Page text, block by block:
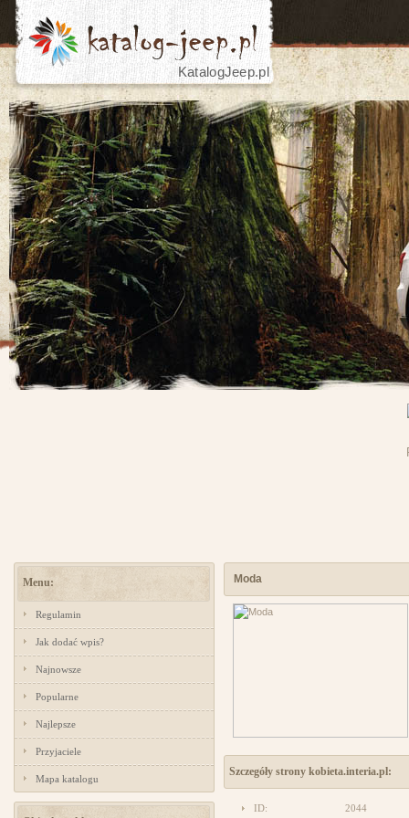
KatalogJeep.pl
Menu:
Regulamin
Jak dodać wpis?
Najnowsze
Popularne
Najlepsze
Przyjaciele
Mapa katalogu
Moda
Szczegóły strony kobieta.interia.pl:
ID: 2044